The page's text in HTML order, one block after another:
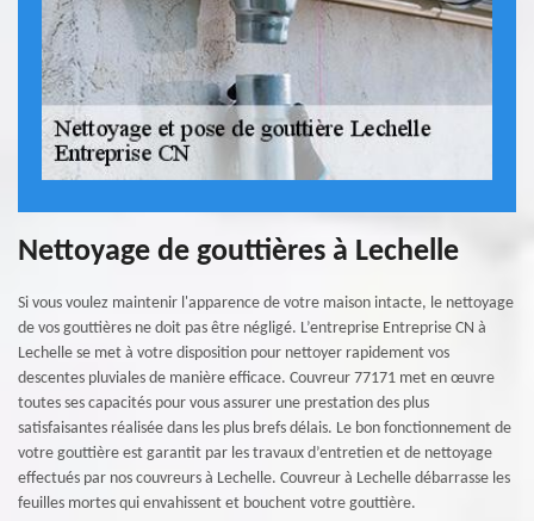
Nettoyage de gouttières à Lechelle
Si vous voulez maintenir l'apparence de votre maison intacte, le nettoyage
de vos gouttières ne doit pas être négligé. L’entreprise Entreprise CN à
Lechelle se met à votre disposition pour nettoyer rapidement vos
descentes pluviales de manière efficace. Couvreur 77171 met en œuvre
toutes ses capacités pour vous assurer une prestation des plus
satisfaisantes réalisée dans les plus brefs délais. Le bon fonctionnement de
votre gouttière est garantit par les travaux d’entretien et de nettoyage
effectués par nos couvreurs à Lechelle. Couvreur à Lechelle débarrasse les
feuilles mortes qui envahissent et bouchent votre gouttière.